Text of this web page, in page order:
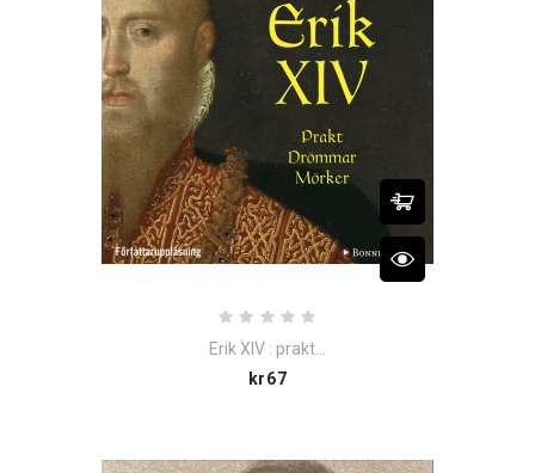
Erik XIV : prakt...
kr67Price